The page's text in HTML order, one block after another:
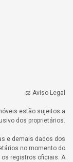
⚖️ Aviso Legal
estão sujeitos a
dos proprietários.
e demais dados dos
no momento do
registros oficiais. A